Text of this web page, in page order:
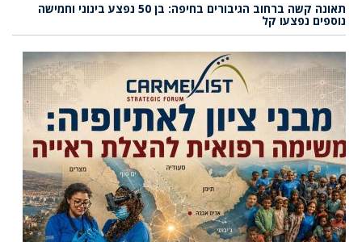
תאונה קשה ברחוב הגיבורים בחיפה: בן 50 נפצע בינוני וחמישה
נוספים נפצעו קל